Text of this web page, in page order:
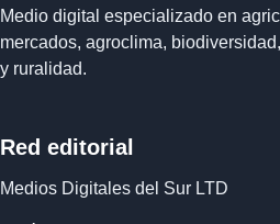
Medio digital especializado en
mercados, agroclima,
y ruralidad.
Red editorial
Medios Digitales del Sur LTD